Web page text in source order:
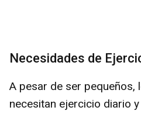
Necesidades de
A pesar de ser pequeños,
necesitan ejercicio diario